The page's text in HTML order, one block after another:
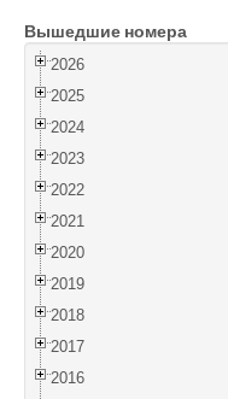
Войти
Вышедшие номера
2026
2025
2024
2023
2022
2021
2020
2019
2018
2017
2016